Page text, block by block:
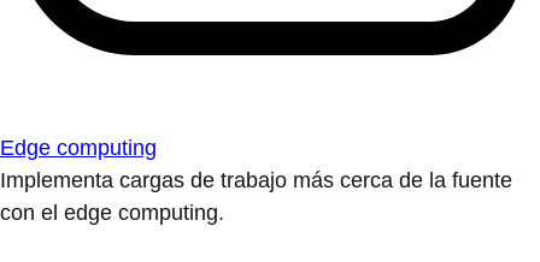
Edge computing
Implementa cargas de trabajo más cerca de la fuente
con el edge computing.